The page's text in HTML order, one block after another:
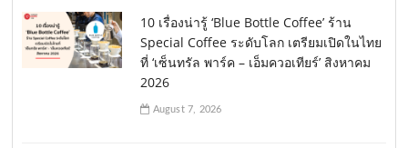
10 เรื่องน่ารู้ ‘Blue Bottle Coffee’ ร้าน
Special Coffee ระดับโลก เตรียมเปิดในไทย
ที่ ‘เซ็นทรัล พาร์ค – เอ็มควอเทียร์’ สิงหาคม
2026
August 7, 2026